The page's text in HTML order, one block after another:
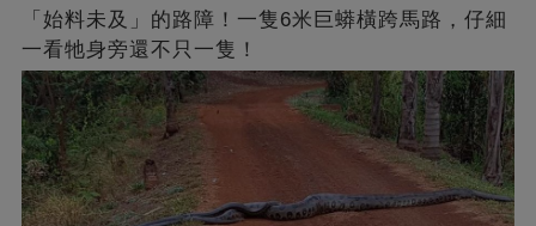
「始料未及」的路障！一隻6米巨蟒橫跨馬路，仔細
一看牠身旁還不只一隻！